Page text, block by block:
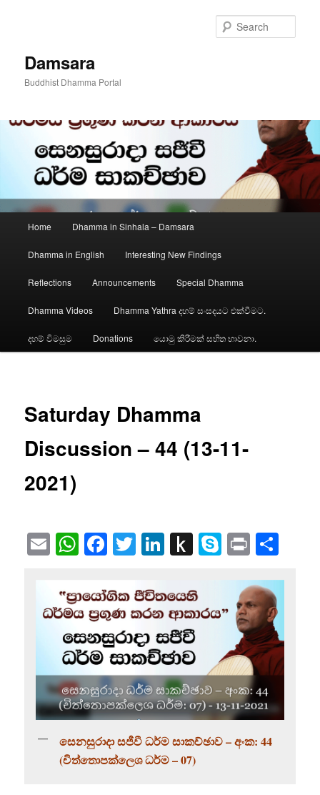
Damsara
Buddhist Dhamma Portal
Home Dhamma in Sinhala – Damsara
Dhamma in English Interesting New Findings
Reflections Announcements Special Dhamma
Dhamma Videos Dhamma Yathra දහම් සංසදයට එක්වීමට.
දහම් විමසුම Donations යොමු කිරීමක් සහිත භාවනා.
Saturday Dhamma
Discussion – 44 (13-11-
2021)
EmailWhatsApp
Facebook
Twitter
LinkedIn
Push
Kindle
Skype
Print
සෙනසුරාදා සජීවී ධර්ම සාකච්ඡාව – අංක: 44
(චිත්තොපක්ලෙශ ධර්ම – 07)